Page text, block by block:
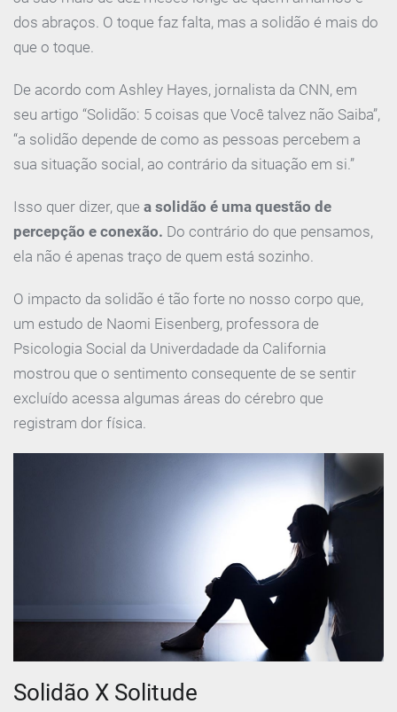
dos abraços. O toque faz falta, mas a solidão é mais do
que o toque.
De acordo com Ashley Hayes, jornalista da CNN, em
seu artigo “Solidão: 5 coisas que Você talvez não Saiba”,
“a solidão depende de como as pessoas percebem a
sua situação social, ao contrário da situação em si.”
Isso quer dizer, que a solidão é uma questão de
percepção e conexão. Do contrário do que pensamos,
ela não é apenas traço de quem está sozinho.
O impacto da solidão é tão forte no nosso corpo que,
um estudo de Naomi Eisenberg, professora de
Psicologia Social da Univerdadade da California
mostrou que o sentimento consequente de se sentir
excluído acessa algumas áreas do cérebro que
registram dor física.
Solidão X Solitude